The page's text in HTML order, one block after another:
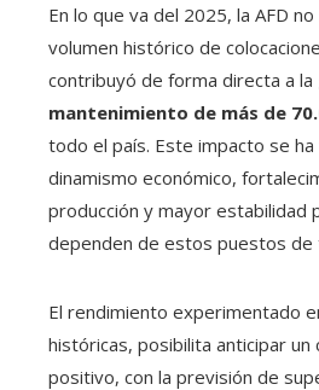
En lo que va del 2025, la AFD
volumen histórico de
contribuyó de forma directa a la
mantenimiento de más de
todo el país. Este impacto se
dinamismo económico,
producción y mayor estabilidad
dependen de estos puestos de
El rendimiento experimentado
históricas, posibilita anticipar un
positivo, con la previsión de